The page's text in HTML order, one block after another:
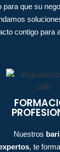
que su
contigo para
Nuestros
, te